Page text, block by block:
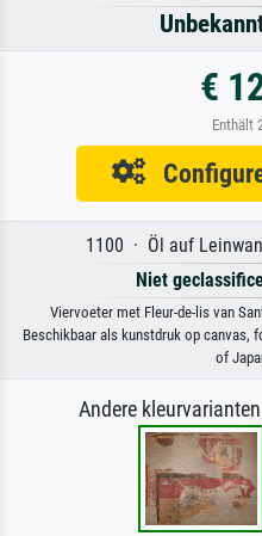
€
Enthält
1100 · Öl auf
Niet
Viervoeter met Fleur-de-lis van
Beschikbaar als kunstdruk op canvas,
of
Andere